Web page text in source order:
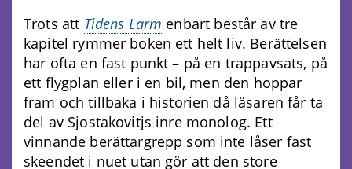
Trots att Tidens Larm enbart består av tre
kapitel rymmer boken ett helt liv. Berättelsen
har ofta en fast punkt– på en trappavsats, på
ett flygplan eller i en bil, men den hoppar
fram och tillbaka i historien då läsaren får ta
del av Sjostakovitjs inre monolog. Ett
vinnande berättargrepp som inte låser fast
skeendet i nuet utan gör att den store